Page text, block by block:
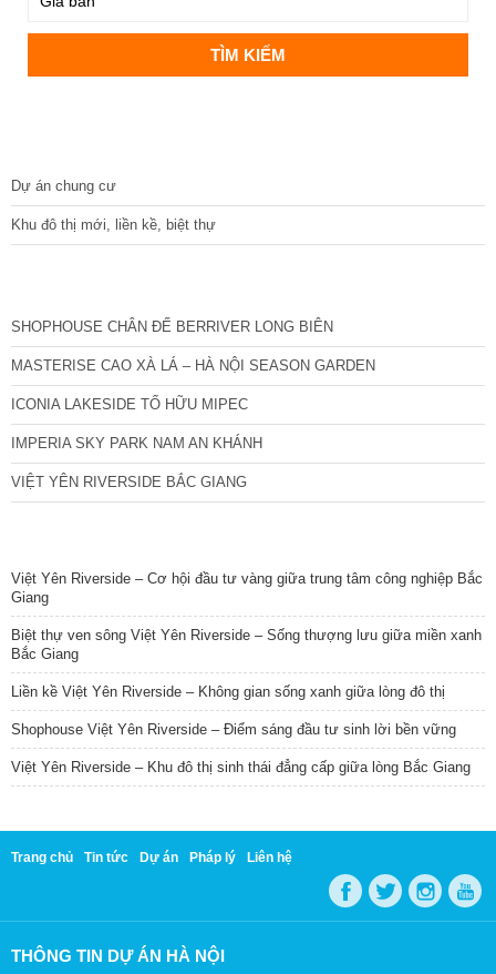
Dự án chung cư
Khu đô thị mới, liền kề, biệt thự
SHOPHOUSE CHÂN ĐẾ BERRIVER LONG BIÊN
MASTERISE CAO XÀ LÁ – HÀ NỘI SEASON GARDEN
ICONIA LAKESIDE TỐ HỮU MIPEC
IMPERIA SKY PARK NAM AN KHÁNH
VIỆT YÊN RIVERSIDE BẮC GIANG
Việt Yên Riverside – Cơ hội đầu tư vàng giữa trung tâm công nghiệp Bắc
Giang
Biệt thự ven sông Việt Yên Riverside – Sống thượng lưu giữa miền xanh
Bắc Giang
Liền kề Việt Yên Riverside – Không gian sống xanh giữa lòng đô thị
Shophouse Việt Yên Riverside – Điểm sáng đầu tư sinh lời bền vững
Việt Yên Riverside – Khu đô thị sinh thái đẳng cấp giữa lòng Bắc Giang
Trang chủ Tin tức Dự án Pháp lý Liên hệ
THÔNG TIN DỰ ÁN HÀ NỘI